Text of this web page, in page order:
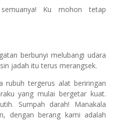
Ku mohon tetap
berbunyi melubangi udara
jadah itu terus merangsek.
rubuh tergerus alat beriringan
yang mulai bergetar kuat.
Sumpah darah! Manakala
dengan berang kami adalah